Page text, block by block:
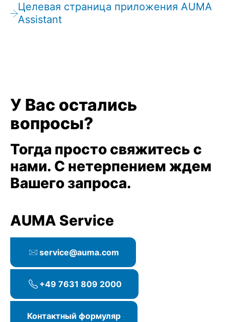
Целевая страница приложения AUMA
Assistant
У Вас остались
вопросы?
Тогда просто свяжитесь с
нами. С нетерпением ждем
Вашего запроса.
AUMA Service
service@auma.com
+49 7631 809 2000
Контактный формуляр